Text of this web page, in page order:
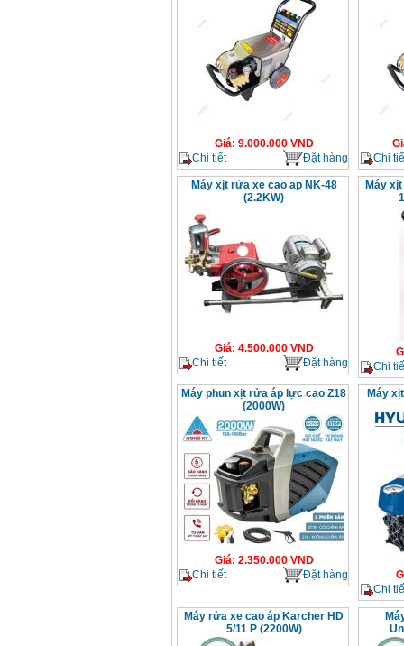
Giá: 9.000.000VND
Chi tiết
Đặt hàng
Chi
Máy xịt rửa xe cao ap NK-48
(2.2KW)
Giá: 4.500.000VND
Chi tiết
Đặt hàng
Máy
Chi
Máy phun xịt rửa áp lực cao Z18
(2000W)
Giá: 2.350.000VND
Chi tiết
Đặt hàng
Máy
Chi
Máy rửa xe cao áp Karcher HD
5/11 P (2200W)